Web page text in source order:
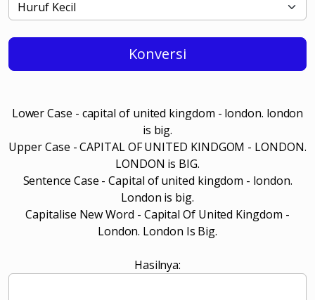
Konversi
Lower Case - capital of united kingdom - london. london
is big.
Upper Case - CAPITAL OF UNITED KINDGOM - LONDON.
LONDON is BIG.
Sentence Case - Capital of united kingdom - london.
London is big.
Capitalise New Word - Capital Of United Kingdom -
London. London Is Big.
Hasilnya: